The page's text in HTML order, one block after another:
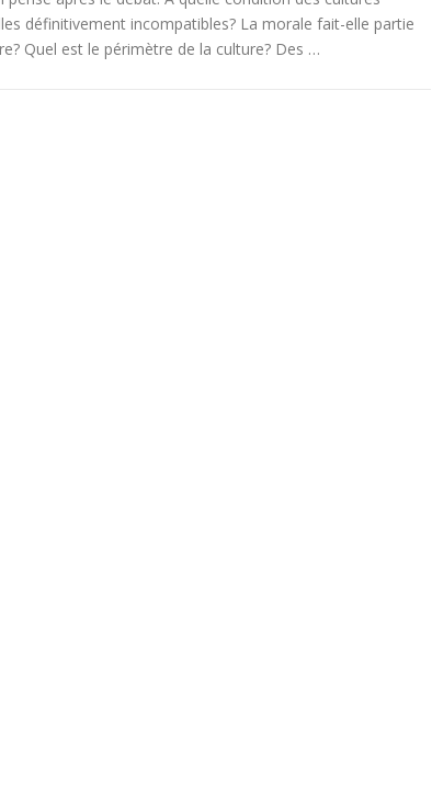
définitivement incompatibles? La morale fait-elle partie
Quel est le périmètre de la culture? Des …